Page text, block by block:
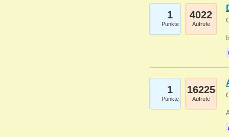
1
Punkte
4022
Aufrufe
1
Punkte
16225
Aufrufe